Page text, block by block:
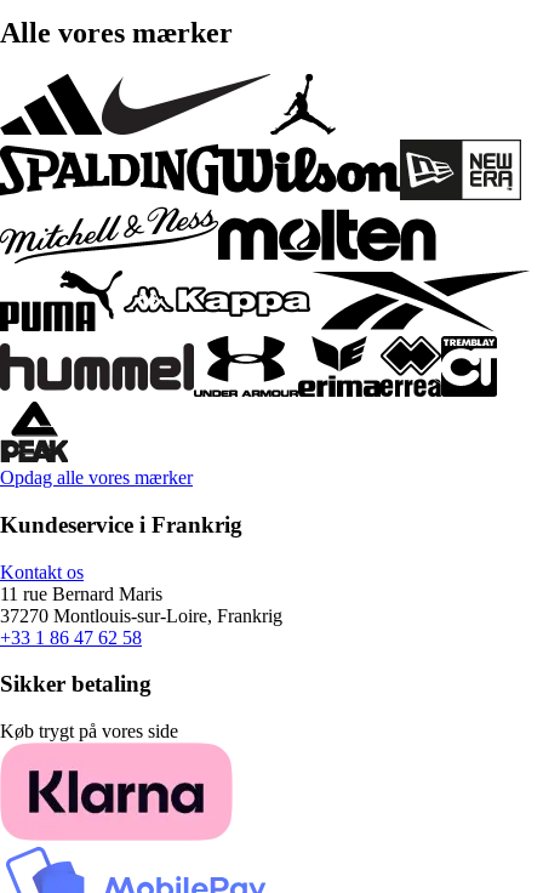
Alle vores mærker
Opdag alle vores mærker
Kundeservice i Frankrig
Kontakt os
11 rue Bernard Maris
37270 Montlouis-sur-Loire, Frankrig
+33 1 86 47 62 58
Sikker betaling
Køb trygt på vores side